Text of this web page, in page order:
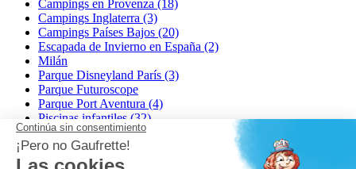
Campings en Provenza (18)
Campings Inglaterra (3)
Campings Países Bajos (20)
Escapada de Invierno en España (2)
Milán
Parque Disneyland París (3)
Parque Futuroscope
Parque Port Aventura (4)
Piscinas infantiles (32)
Pumptrack (24)
Puy du Fou (2)
Roma